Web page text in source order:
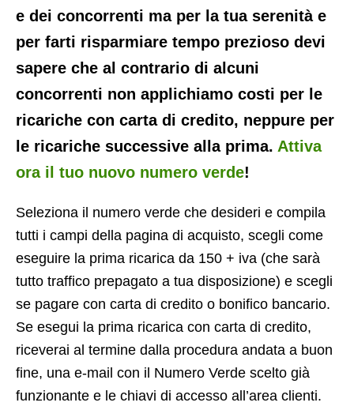
e dei concorrenti ma per la tua serenità e
per farti risparmiare tempo prezioso devi
sapere che al contrario di alcuni
concorrenti non applichiamo costi per le
ricariche con carta di credito, neppure per
le ricariche successive alla prima. Attiva
ora il tuo nuovo numero verde!
Seleziona il numero verde che desideri e compila
tutti i campi della pagina di acquisto, scegli come
eseguire la prima ricarica da 150 + iva (che sarà
tutto traffico prepagato a tua disposizione) e scegli
se pagare con carta di credito o bonifico bancario.
Se esegui la prima ricarica con carta di credito,
riceverai al termine dalla procedura andata a buon
fine, una e-mail con il Numero Verde scelto già
funzionante e le chiavi di accesso all’area clienti.